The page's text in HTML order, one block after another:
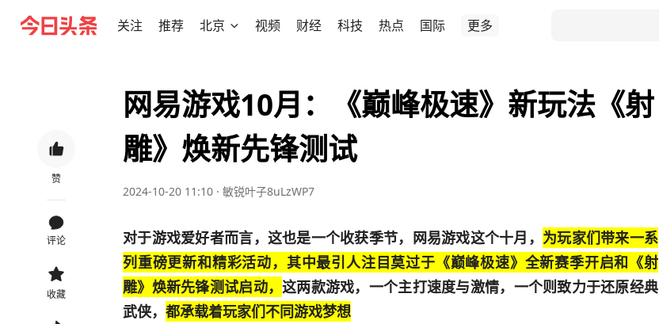
关注 推荐 北京 视频 财经 科技 热点 国际 更多
赞
评论
收藏
网易游戏10月：《巅峰极速》新玩法《射
雕》焕新先锋测试
2024-10-20 11:10 · 敏锐叶子8uLzWP7
对于游戏爱好者而言，这也是一个收获季节，网易游戏这个十月， 为玩家们带来一系
列重磅更新和精彩活动，其中最引人注目莫过于《巅峰极速》全新赛季开启和《射
雕》焕新先锋测试启动，这两款游戏，一个主打速度与激情，一个则致力于还原经典
武侠， 都承载着玩家们不同游戏梦想